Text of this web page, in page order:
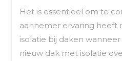
Het is essentieel om te
aannemer ervaring heeft
isolatie bij daken
nieuw dak met isolatie